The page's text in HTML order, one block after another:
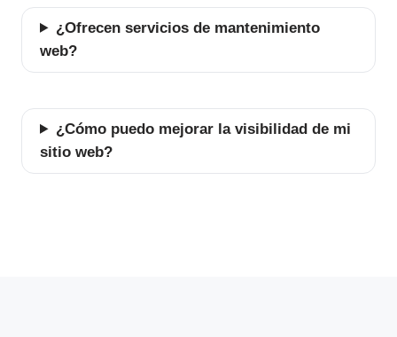
¿Ofrecen servicios de mantenimiento
web?
¿Cómo puedo mejorar la visibilidad de mi
sitio web?